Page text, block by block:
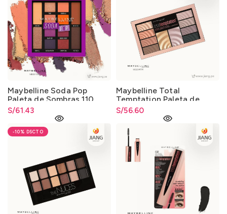
Maybelline Soda Pop
Paleta de Sombras 110
7.4gr.
S/61.43
Maybelline Total
Temptation Paleta de
Sombras de Ojos e
Iluminadores de Rostro
S/56.60
-10%